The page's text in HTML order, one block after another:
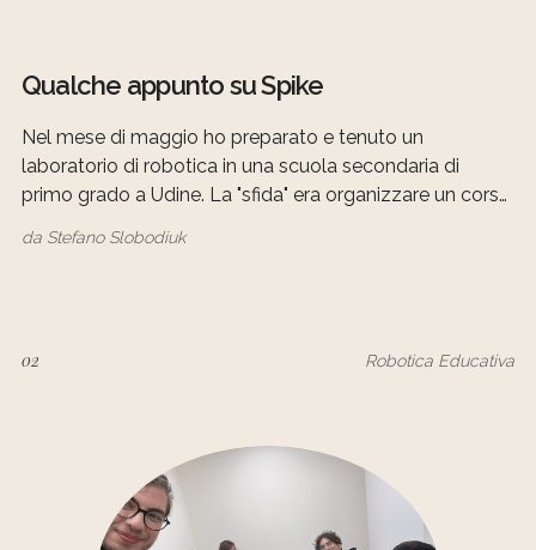
Qualche appunto su Spike
Nel mese di maggio ho preparato e tenuto un
laboratorio di robotica in una scuola secondaria di
primo grado a Udine. La "sfida" era organizzare un corso
da Stefano Slobodiuk
02 Robotica Educativa